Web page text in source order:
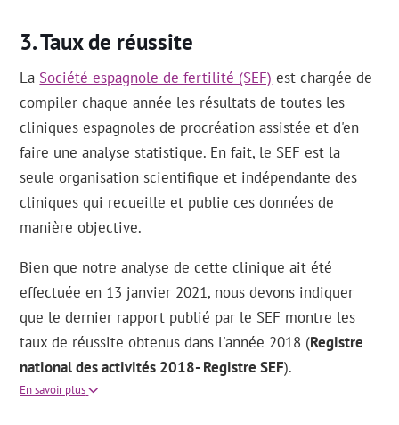
Taux de réussite
La Société espagnole de fertilité (SEF) est chargée de
compiler chaque année les résultats de toutes les
cliniques espagnoles de procréation assistée et d'en
faire une analyse statistique. En fait, le SEF est la
seule organisation scientifique et indépendante des
cliniques qui recueille et publie ces données de
manière objective.
Bien que notre analyse de cette clinique ait été
effectuée en 13 janvier 2021, nous devons indiquer
que le dernier rapport publié par le SEF montre les
taux de réussite obtenus dans l'année 2018 (Registre
national des activités 2018- Registre SEF).
En savoir plus